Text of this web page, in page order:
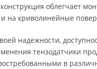
облегчает
на криволинейные
надежности,
тензодатчики
в